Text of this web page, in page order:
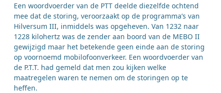
Een woordvoerder van de PTT deelde diezelfde ochtend
mee dat de storing, veroorzaakt op de programma’s van
Hilversum III, inmiddels was opgeheven. Van 1232 naar
1228 kilohertz was de zender aan boord van de MEBO II
gewijzigd maar het betekende geen einde aan de storing
op voornoemd mobilofoonverkeer. Een woordvoerder van
de P.T.T. had gemeld dat men zou kijken welke
maatregelen waren te nemen om de storingen op te
heffen.